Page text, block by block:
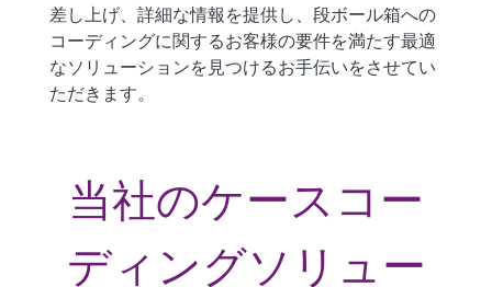
差し上げ、詳細な情報を提供し、段ボール箱への
コーディングに関するお客様の要件を満たす最適
なソリューションを見つけるお手伝いをさせてい
ただきます。
当社のケースコー
ディングソリュー